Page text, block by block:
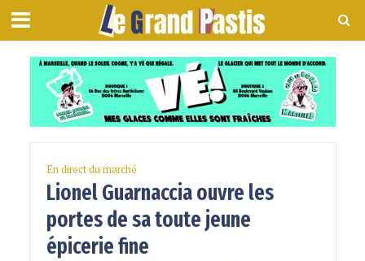
En direct du marché
Lionel Guarnaccia ouvre les
portes de sa toute jeune
épicerie fine